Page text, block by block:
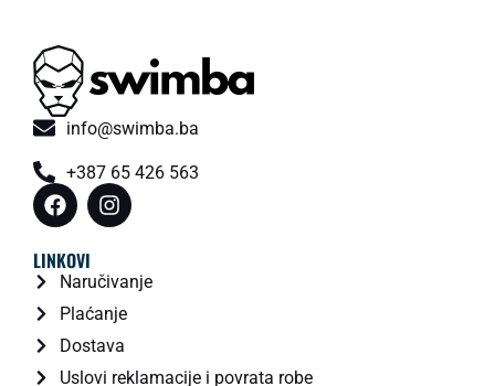
info@swimba.ba
+387 65 426 563
LINKOVI
Naručivanje
Plaćanje
Dostava
Uslovi reklamacije i povrata robe